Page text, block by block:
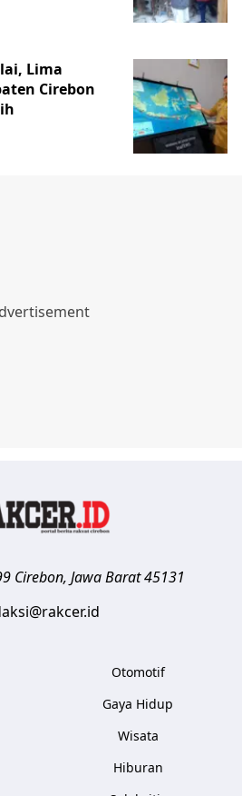
Lima
Cirebon
Cirebon, Jawa Barat 45131
Otomotif
Gaya Hidup
Wisata
Hiburan